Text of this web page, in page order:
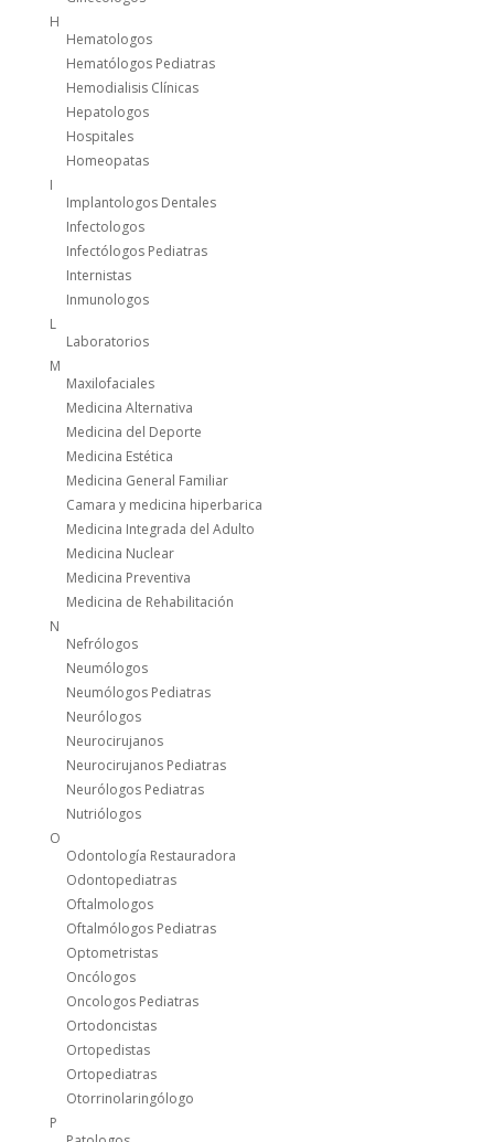
H
Hematologos
Hematólogos Pediatras
Hemodialisis Clínicas
Hepatologos
Hospitales
Homeopatas
I
Implantologos Dentales
Infectologos
Infectólogos Pediatras
Internistas
Inmunologos
L
Laboratorios
M
Maxilofaciales
Medicina Alternativa
Medicina del Deporte
Medicina Estética
Medicina General Familiar
Camara y medicina hiperbarica
Medicina Integrada del Adulto
Medicina Nuclear
Medicina Preventiva
Medicina de Rehabilitación
N
Nefrólogos
Neumólogos
Neumólogos Pediatras
Neurólogos
Neurocirujanos
Neurocirujanos Pediatras
Neurólogos Pediatras
Nutriólogos
O
Odontología Restauradora
Odontopediatras
Oftalmologos
Oftalmólogos Pediatras
Optometristas
Oncólogos
Oncologos Pediatras
Ortodoncistas
Ortopedistas
Ortopediatras
Otorrinolaringólogo
P